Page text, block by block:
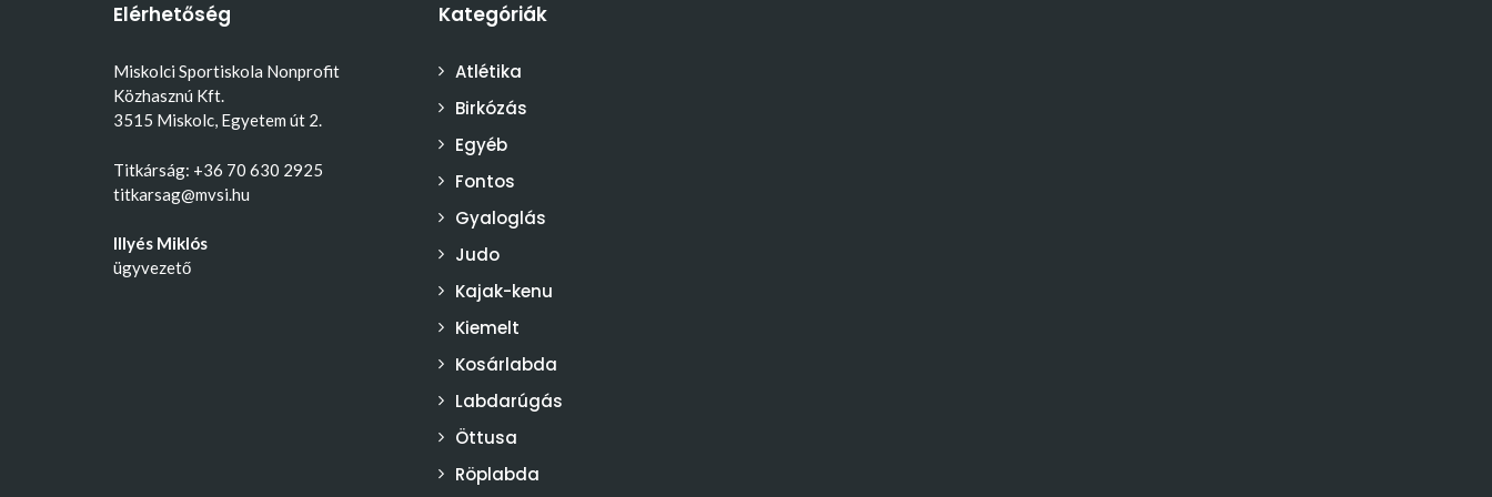
Elérhetőség
Miskolci Sportiskola Nonprofit
Közhasznú Kft.
3515 Miskolc, Egyetem út 2.
Titkárság: +36 70 630 2925
titkarsag@mvsi.hu
Illyés Miklós
ügyvezető
Kategóriák
Atlétika
Birkózás
Egyéb
Fontos
Gyaloglás
Judo
Kajak-kenu
Kiemelt
Kosárlabda
Labdarúgás
Öttusa
Röplabda